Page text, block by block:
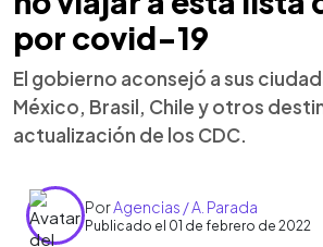
por covid-19
El gobierno aconsejó a sus
México, Brasil, Chile y otros
actualización de los CDC.
PorAgencias / A. Parada
Publicado el 01 de febrero de 2022